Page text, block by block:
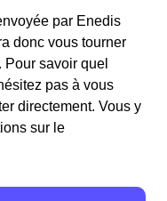
par Enedis
donc vous tourner
savoir quel
pas à vous
directement. Vous y
sur le